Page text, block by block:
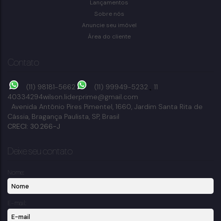
banheiro(s) total:
228m²
Lançamentos
Sobre nós
Anuncie seu imóvel
Área do cliente
Contato
(11) 98181-5662 (11) 99949-5232
11
40334294wilson.liderprime@gmail.com
Avenida Antônio Pires Pimentel, 1660, Jardim Santa Rita de
Cássia, Bragança Paulista, SP, Brasil
CRECI: 30.266-J
Deixe seu contato
Nome:
E-mail: